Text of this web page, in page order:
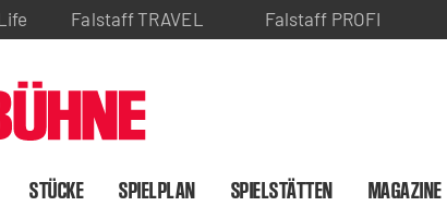
Falstaff TRAVEL Falstaff PROFI
STÜCKE SPIELPLAN SPIELSTÄTTEN MAGAZINE